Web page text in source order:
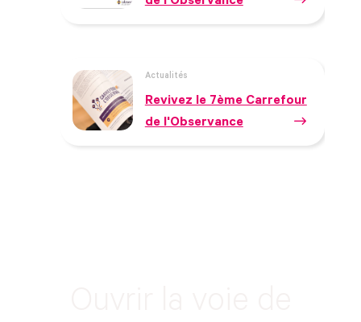
Actualités
Revivez le 7ème Carrefour
de l'Observance